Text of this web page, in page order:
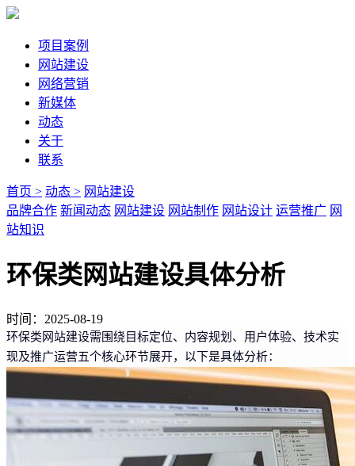
项目案例
网站建设
网络营销
新媒体
动态
关于
联系
首页 > 动态 > 网站建设
品牌合作 新闻动态 网站建设 网站制作 网站设计 运营推广 网
站知识
环保类网站建设具体分析
时间：2025-08-19
环保类网站建设需围绕目标定位、内容规划、用户体验、技术实
现及推广运营五个核心环节展开，以下是具体分析：